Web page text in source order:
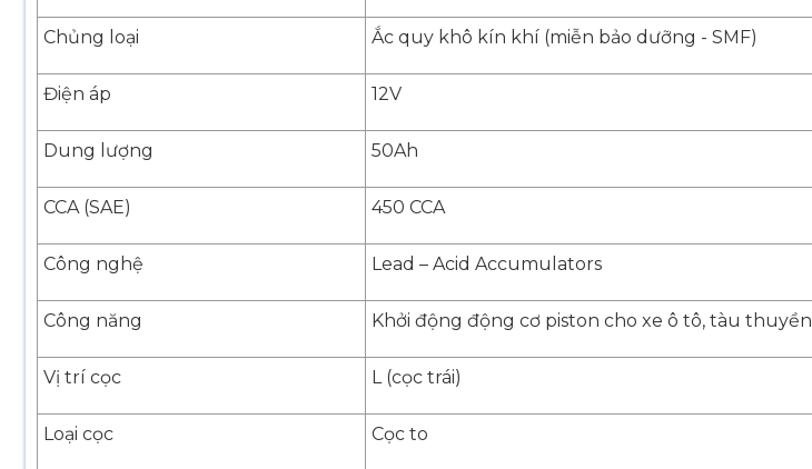
Chủng loại Ắc quy khô kín khí (miễn bảo dưỡng - SMF)
Điện áp 12V
Dung lượng 50Ah
CCA (SAE) 450 CCA
Công nghệ Lead – Acid Accumulators
Công năng Khởi động động cơ piston cho xe ô tô, tàu thuyền
Vị trí cọc L (cọc trái)
Loại cọc Cọc to